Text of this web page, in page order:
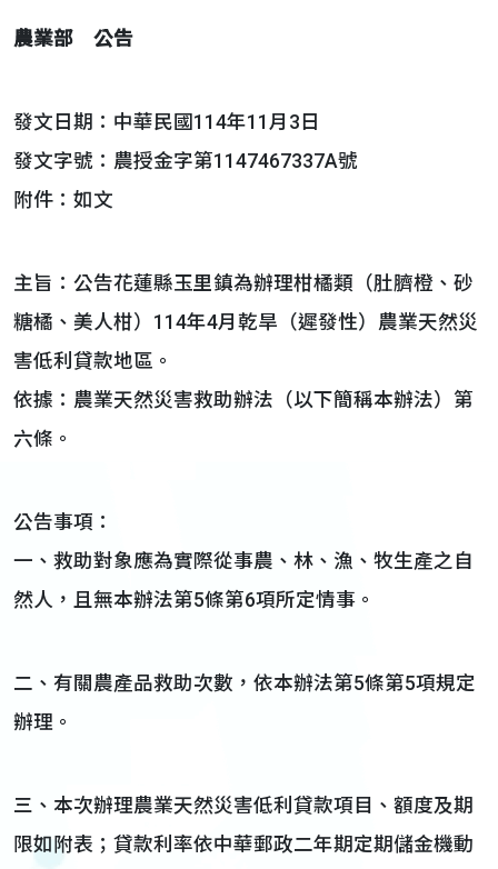
農業部 公告
發文日期：中華民國114年11月3日
發文字號：農授金字第1147467337A號
附件：如文
主旨：公告花蓮縣玉里鎮為辦理柑橘類（肚臍橙、砂
糖橘、美人柑）114年4月乾旱（遲發性）農業天然災
害低利貸款地區。
依據：農業天然災害救助辦法（以下簡稱本辦法）第
六條。
公告事項：
一、救助對象應為實際從事農、林、漁、牧生產之自
然人，且無本辦法第5條第6項所定情事。
二、有關農產品救助次數，依本辦法第5條第5項規定
辦理。
三、本次辦理農業天然災害低利貸款項目、額度及期
限如附表；貸款利率依中華郵政二年期定期儲金機動